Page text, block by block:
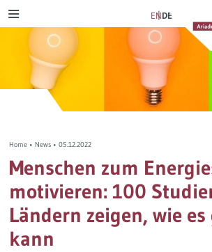
ENDE
MENU
Home • News • 05.12.2022
Menschen zum
motivieren: 100
Ländern zeigen, wie es
kann
Szenarien & Pfade
Verkehrswende
Wärmewende
Verteilungsgerechtigkeit
Transformation Tracker
NetZero
Verkehrswendemonitor
D-Ticket Impact Tracker
Ariadne-Anspruch
Bürgerdeliberation
Lernprozess
Journal-Publikationen